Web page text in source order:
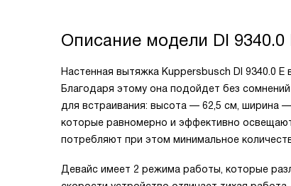
Описание модели DI 9340.0
Настенная вытяжка Kuppersbusch DI 9340.0
Благодаря этому она подойдет без
для встраивания: высота — 62,5 см, ширина
которые равномерно и эффективно
потребляют при этом минимальное
Девайс имеет 2 режима работы, которые